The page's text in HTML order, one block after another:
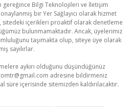
gereğince Bilgi Teknolojileri ve İletişim
bir Yer Sağlayıcı olarak hizmet
sitedeki içerikleri proaktif olarak denetleme
bulunmamaktadır. Ancak, üyelerimiz
taşımakta olup, siteye üye olarak
sayılırlar.
aykırı olduğunu düşündüğünüz
adresine bildirmeniz
süre içerisinde sitemizden kaldırılacaktır.